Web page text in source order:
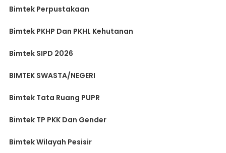
Bimtek Perpustakaan
Bimtek PKHP Dan PKHL Kehutanan
Bimtek SIPD 2026
BIMTEK SWASTA/NEGERI
Bimtek Tata Ruang PUPR
Bimtek TP PKK Dan Gender
Bimtek Wilayah Pesisir